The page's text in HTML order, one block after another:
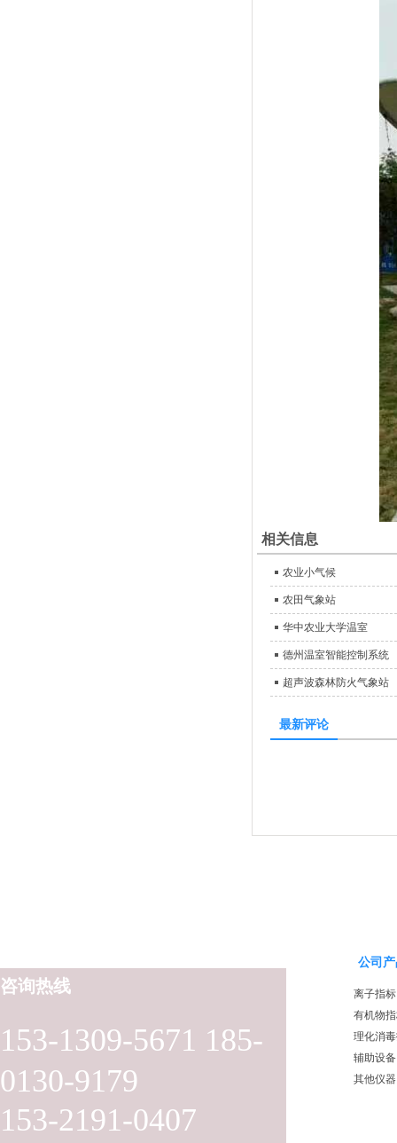
相关信息
农业小气候
农田气象站
华中农业大学温室
德州温室智能控制系统
超声波森林防火气象站
最新评论
153-1309-5671 185-
0130-9179
153-2191-0407
咨询热线
公司
离子指标
有机物
理化消
辅助设备
其他仪器